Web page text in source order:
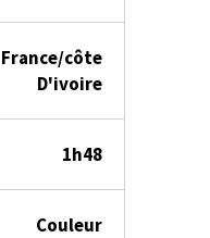
France/côte
D'ivoire
1h48
Couleur